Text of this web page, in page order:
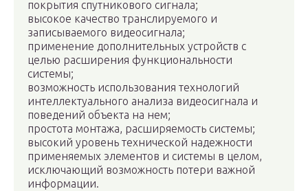
покрытия спутникового сигнала;
высокое качество транслируемого и
записываемого видеосигнала;
применение дополнительных устройств с
целью расширения функциональности
системы;
возможность использования технологий
интеллектуального анализа видеосигнала и
поведений объекта на нем;
простота монтажа, расширяемость системы;
высокий уровень технической надежности
применяемых элементов и системы в целом,
исключающий возможность потери важной
информации.